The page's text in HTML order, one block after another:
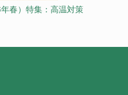
春）特集：高温対策